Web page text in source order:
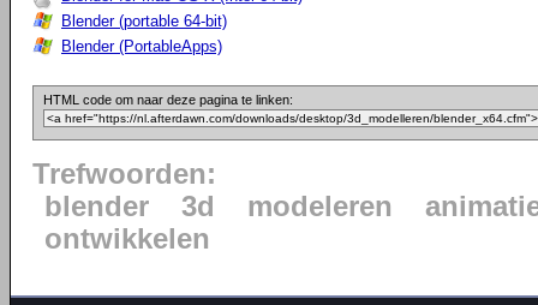
Blender (portable 64-bit)
Blender (PortableApps)
HTML code om naar deze pagina te linken:
Trefwoorden:
blender
3d modeleren
ontwikkelen